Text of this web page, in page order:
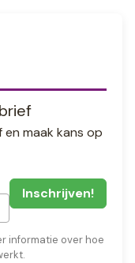
en maak kans op
informatie over hoe